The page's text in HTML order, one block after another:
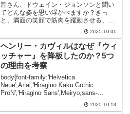
皆さん、ドウェイン・ジョンソンと聞い
てどんな姿を思い浮かべますか？きっ
と、満面の笑顔で筋肉を躍動させる、パ
ワフルで陽気なヒーロー像ではないでし
ょうか。しかし、もし彼がその笑顔を完
全に封印し、一切の感情を殺して、ただ
ひたすらに復讐の道を突き進...
2025.10.01
ヘンリー・カヴィルはなぜ『ウィ
ッチャー』を降板したのか？5つ
の理由を考察
body{font-family:'Helvetica
Neue',Arial,'Hiragino Kaku Gothic
ProN','Hiragino Sans',Meiryo,sans-
2025.10.13